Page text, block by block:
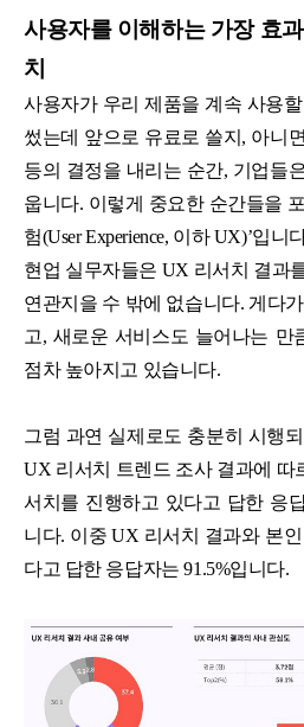
사용자를 이해하는 가장 효
치
사용자가 우리 제품을 계속 사용
썼는데 앞으로 유료로 쓸지, 아니
등의 결정을 내리는 순간, 기업들
웁니다. 이렇게 중요한 순간들을
험(User Experience, 이하 UX)’입니
현업 실무자들은 UX 리서치 결과
연관지을 수 밖에 없습니다. 게다
고, 새로운 서비스도 늘어나는 만
점차 높아지고 있습니다.
그럼 과연 실제로도 충분히 시행
UX 리서치 트렌드 조사 결과에 따
서치를 진행하고 있다고 답한 응
니다. 이중 UX 리서치 결과와 본
다고 답한 응답자는 91.5%입니다.